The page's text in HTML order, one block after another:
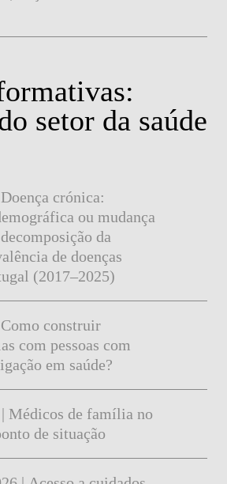
setor da saúde
crónica:
ou mudança
da
de doenças
(2017–2025)
construir
com pessoas com
em saúde?
Médicos de família no
de situação